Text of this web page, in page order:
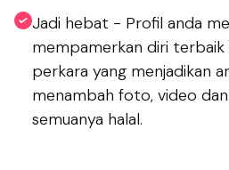
Jadi hebat - Profil anda
mempamerkan diri terbaik
perkara yang menjadikan
menambah foto, video dan
semuanya halal.